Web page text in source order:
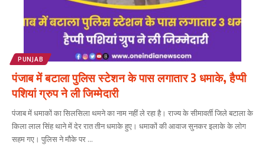
PUNJAB
पंजाब में बटाला पुलिस स्टेशन के पास लगातार 3 धमाके, हैप्पी
पशियां ग्रुप ने ली जिम्मेदारी
पंजाब में धमाकों का सिलसिला थमने का नाम नहीं ले रहा है। राज्य के सीमावर्ती जिले बटाला के
किला लाल सिंह थाने में देर रात तीन धमाके हुए। धमाकों की आवाज सुनकर इलाके के लोग
सहम गए। पुलिस ने मौके पर ...